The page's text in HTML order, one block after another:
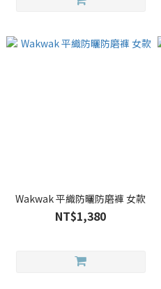
Wakwak 平織防曬防磨褲 女款
NT$1,380